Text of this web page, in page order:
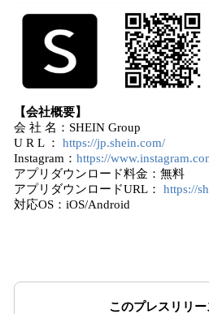
【会社概要】
会 社 名：SHEIN Group
U R L ： https://jp.shein.com/
Instagram： https://
アプリダウンロード料金：無料
アプリダウンロードURL： https://
対応OS：iOS/Android
このプレスリリー